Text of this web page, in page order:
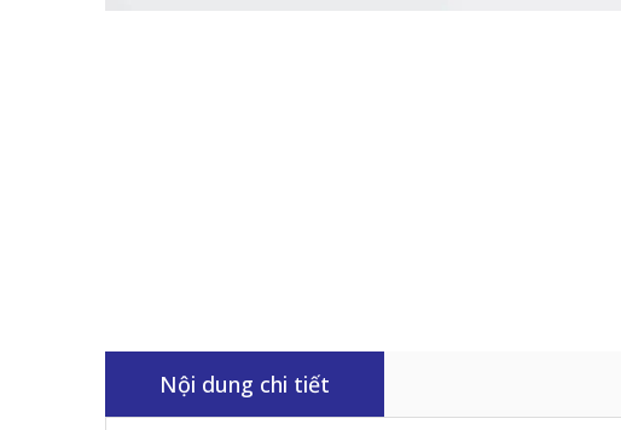
Nội dung chi tiết